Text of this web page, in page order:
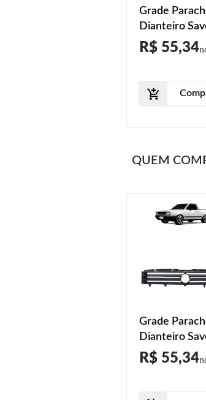
Grade
Dianteiro
1987 1988
1990
R$ 55,34
QUEM
Grade
Dianteiro
1987 1988
1990
R$ 55,34